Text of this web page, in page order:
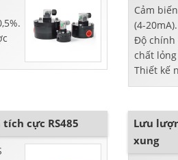
Cảm
(4-20mA).
Độ chính
chất
Thiết kế
Dễ dàng
cực RS485
Lưu
xung